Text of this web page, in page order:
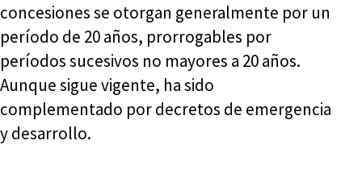
concesiones se otorgan generalmente por un
período de 20 años, prorrogables por
períodos sucesivos no mayores a 20 años.
Aunque sigue vigente, ha sido
complementado por decretos de emergencia
y desarrollo.